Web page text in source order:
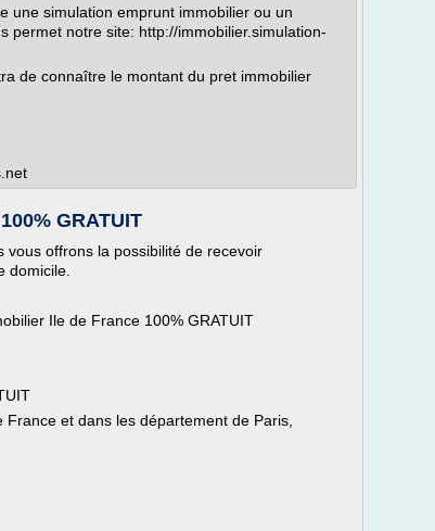
une simulation emprunt immobilier ou un
permet notre site: http://immobilier.simulation-
de connaître le montant du pret immobilier
GRATUIT
vous offrons la possibilité de recevoir
domicile.
Ile de France 100% GRATUIT
et dans les département de Paris,